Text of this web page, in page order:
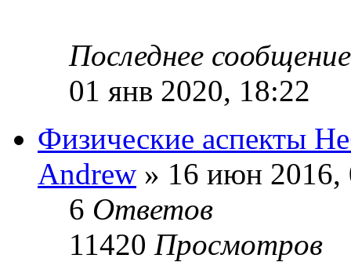
Последнее
01 янв 2020, 18:22
Физические аспекты
Andrew » 16 июн 2016,
6 Ответов
11420 Просмотров